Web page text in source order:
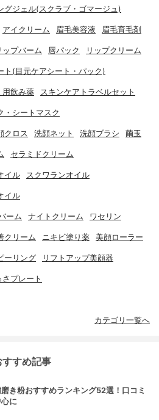
グジェル(スクラブ・ゴマージュ)
アイクリーム 眉毛美容液 眉毛育毛剤
ップバーム 唇パック リップクリーム
ト(目元ケアシート・パック)
用飲み薬 スキンケアトラベルセット
・シートマスク
クロス 洗顔ネット 洗顔ブラシ 繭玉
セラミドクリーム
イル スクワランオイル
イル
ーム ナイトクリーム ワセリン
クリーム ニキビ塗り薬 美顔ローラー
ーリング リフトアップ美顔器
さプレート
カテゴリ一覧へ
すめ記事
き粉おすすめランキング52選！口コミ
に